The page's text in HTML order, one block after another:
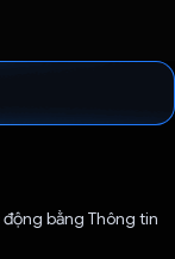
bằng Thông tin